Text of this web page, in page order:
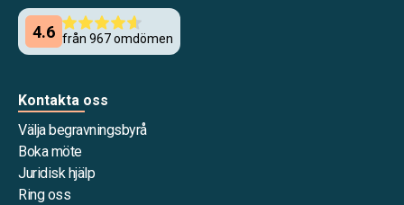
Kontakta oss
Välja begravningsbyrå
Boka möte
Juridisk hjälp
Ring oss